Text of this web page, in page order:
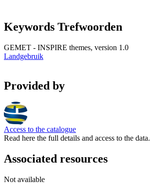
Keywords Trefwoorden
GEMET - INSPIRE themes, version 1.0
Landgebruik
Provided by
Access to the catalogue
Read here the full details and access to the data.
Associated resources
Not available